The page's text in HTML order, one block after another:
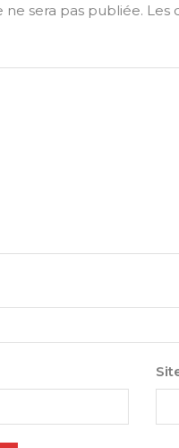
ne sera pas publiée. Les